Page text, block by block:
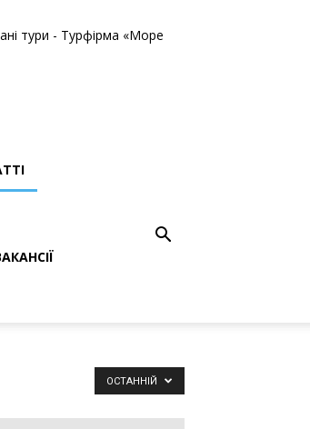
тури - Турфірма «Море
ОСТАННІЙ